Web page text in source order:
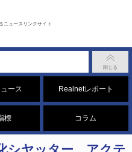
ニュースリンクサイト
ース Realnetレポート
標 コラム
シヤッター、アクテ